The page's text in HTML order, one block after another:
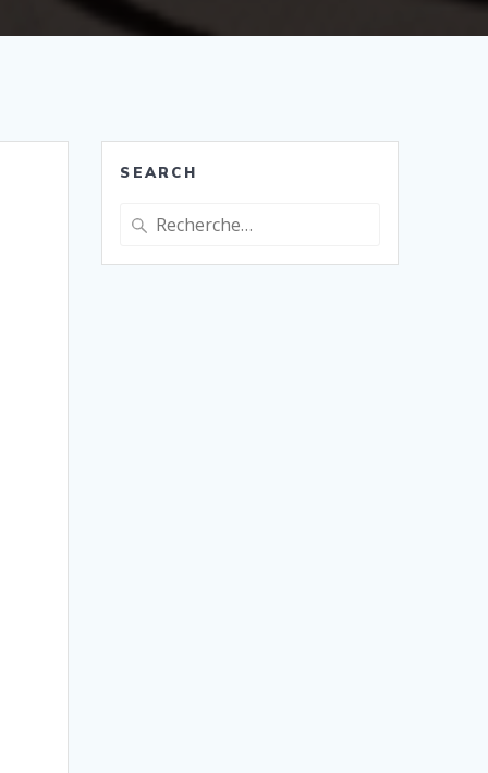
SEARCH
Recherche
: